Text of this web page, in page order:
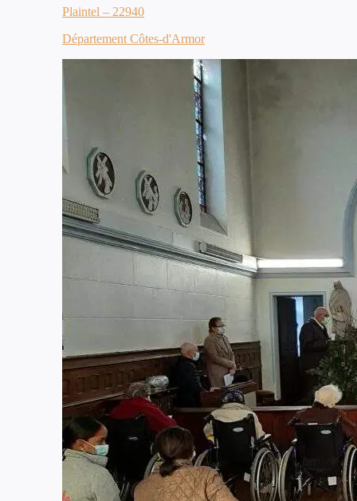
Plaintel – 22940
Département Côtes-d'Armor